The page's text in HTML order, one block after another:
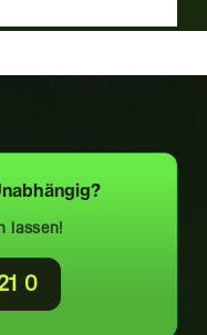
lassen!
0